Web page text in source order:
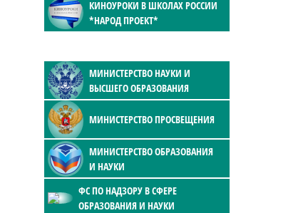
КИНОУРОКИ В ШКОЛАХ РОССИИ
*НАРОД ПРОЕКТ*
МИНИСТЕРСТВО НАУКИ И
ВЫСШЕГО ОБРАЗОВАНИЯ
МИНИСТЕРСТВО ПРОСВЕЩЕНИЯ
МИНИСТЕРСТВО ОБРАЗОВАНИЯ
И НАУКИ
ФС ПО НАДЗОРУ В СФЕРЕ
ОБРАЗОВАНИЯ И НАУКИ